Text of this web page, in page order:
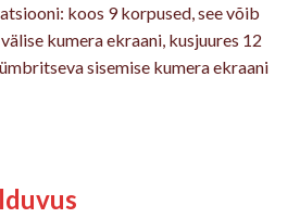
koos 9 korpused, see võib
kumera ekraani, kusjuures 12
sisemise kumera ekraani